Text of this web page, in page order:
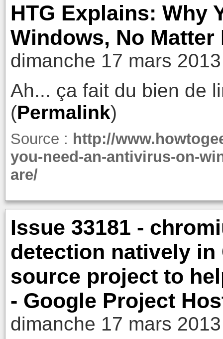
HTG Explains: Why
Windows, No Matter
dimanche 17 mars
Ah... ça fait du bien de
(Permalink)
Source : http://
you-need-an-antivirus-on-
are/
Issue 33181 -
detection natively in
source project to
- Google Project
dimanche 17 mars